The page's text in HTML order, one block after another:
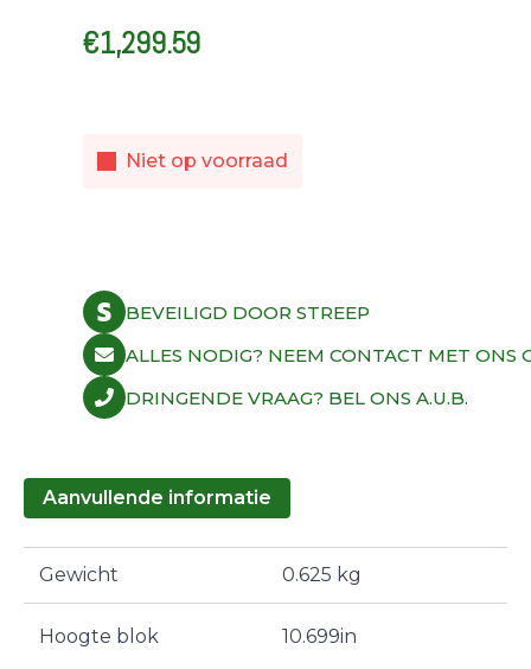
€1,299.59
Niet op voorraad
BEVEILIGD DOOR STREEP
ALLES NODIG? NEEM CONTACT MET ONS
DRINGENDE VRAAG? BEL ONS A.U.B.
Aanvullende informatie
Gewicht 0.625 kg
Hoogte blok 10.699in